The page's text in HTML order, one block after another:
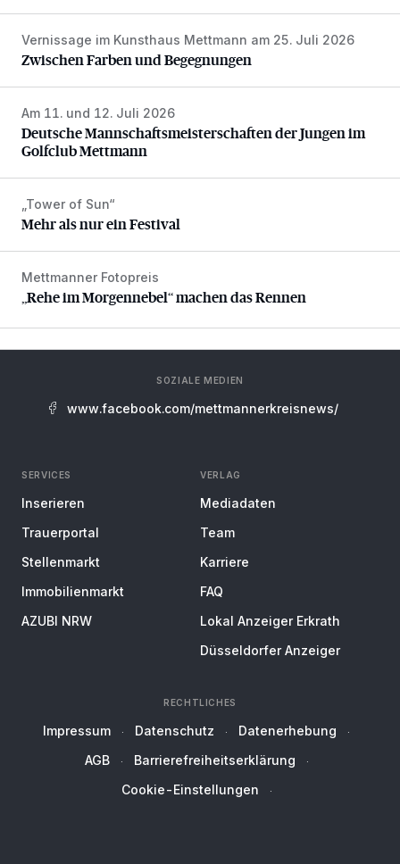
Zwischen Farben und Begegnungen
Vernissage im Kunsthaus Mettmann am 25. Juli 2026
Zwischen Farben und Begegnungen
Deutsche Mannschaftsmeisterschaften der Jungen im
Am 11. und 12. Juli 2026
Deutsche Mannschaftsmeisterschaften der Jungen im
Golfclub Mettmann
Mehr als nur ein Festival
„Tower of Sun“
Mehr als nur ein Festival
„Rehe im Morgennebel“ machen das Rennen
Mettmanner Fotopreis
„Rehe im Morgennebel“ machen das Rennen
SOZIALE MEDIEN
www.facebook.com/mettmannerkreisnews/
SERVICES
Inserieren
Trauerportal
Stellenmarkt
Immobilienmarkt
AZUBI NRW
VERLAG
Mediadaten
Team
Karriere
FAQ
Lokal Anzeiger Erkrath
Düsseldorfer Anzeiger
RECHTLICHES
Impressum Datenschutz
Datenerhebung
AGB
Barrierefreiheitserklärung
Cookie-Einstellungen